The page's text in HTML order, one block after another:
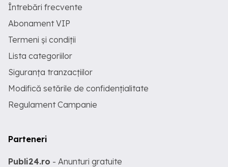
Întrebări frecvente
Abonament VIP
Termeni și condiții
Lista categoriilor
Siguranța tranzacțiilor
Modifică setările de confidențialitate
Regulament Campanie
Parteneri
Publi24.ro - Anunturi gratuite